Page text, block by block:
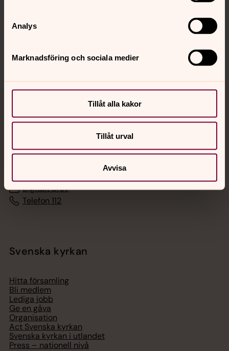
Analys
Marknadsföring och sociala medier
Tillåt alla kakor
Tillåt urval
Avvisa
Sociala kanaler
Akut samtals- och krisstöd. Prata eller chatta anonymt
med en präst på kvällar och nätter.
Digitalt brev
Telefon 112
Svenska kyrkan
Hitta församling
Bli medlem
Lediga jobb
Ge en gåva
Organisation
Act Svenska kyrkan
Svenska kyrkan i utlandet
Press – nationell nivå